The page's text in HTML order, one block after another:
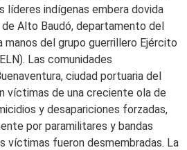
líderes indígenas embera dovida
de Alto Baudó, departamento del
manos del grupo guerrillero Ejército
Las comunidades
ciudad portuaria del
víctimas de una creciente ola de
y desapariciones forzadas,
por paramilitares y bandas
víctimas fueron desmembradas. La